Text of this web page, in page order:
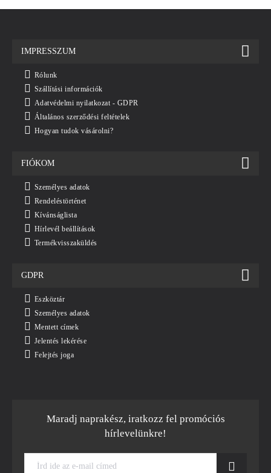
IMPRESSZUM
Rólunk
Szállítási információk
Adatvédelmi nyilatkozat - GDPR
Általános szerződési feltételek
Hogyan tudok vásárolni?
FIÓKOM
Személyes adatok
Rendeléstörténet
Kívánságlista
Hírlevél beállítások
Termékvisszaküldés
GDPR
Eszköztár
Személyes adatok
Mentett címek
Jelentés lekérése
Felejtés joga
Maradj naprakész, iratkozz fel promóciós
hírlevelünkre!